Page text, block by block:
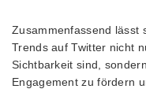
Zusammenfassend lässt
Trends auf Twitter nicht
Sichtbarkeit sind,
Engagement zu fördern